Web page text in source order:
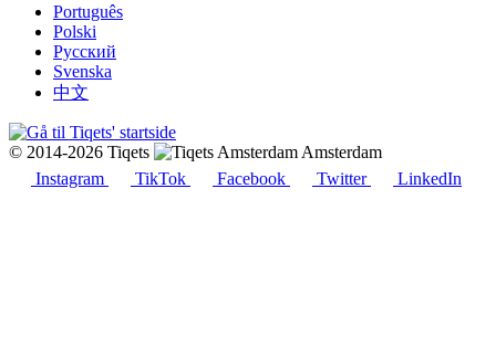
Português
Polski
Русский
Svenska
中文
© 2014-2026 Tiqets
Amsterdam
Instagram
TikTok Facebook Twitter LinkedIn